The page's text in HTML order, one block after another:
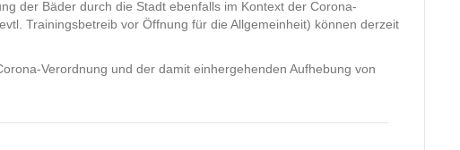
der Bäder durch die Stadt ebenfalls im Kontext der Corona-
Trainingsbetreib vor Öffnung für die Allgemeinheit) können derzeit
Verordnung und der damit einhergehenden Aufhebung von